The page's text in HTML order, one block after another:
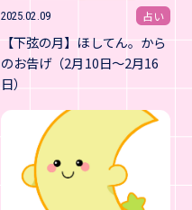
2025.02.09 占い
【下弦の月】ほしてん。から
のお告げ（2月10日～2月16
日）